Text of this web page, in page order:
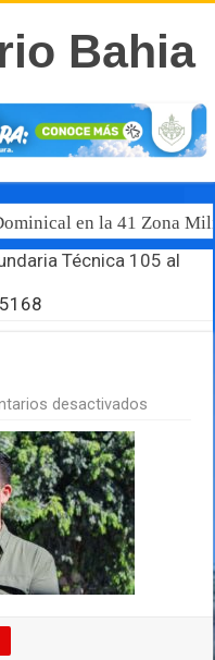
en la 41 Zona
Técnica 105 al
desactivados